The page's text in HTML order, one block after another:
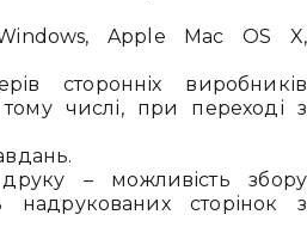
Windows, Apple Mac OS X,
сторонніх виробників
числі, при переході з
– можливість збору
надрукованих сторінок з